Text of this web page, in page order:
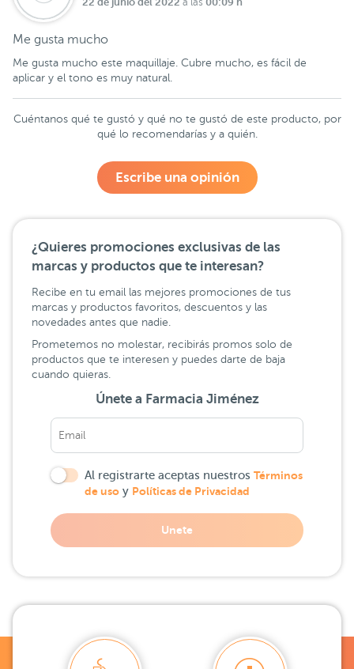
Me gusta mucho
Me gusta mucho este maquillaje. Cubre mucho, es fácil de
aplicar y el tono es muy natural.
Cuéntanos qué te gustó y qué no te gustó de este producto, por
qué lo recomendarías y a quién.
Escribe una opinión
¿Quieres promociones exclusivas de las
marcas y productos que te interesan?
Recibe en tu email las mejores promociones de tus
marcas y productos favoritos, descuentos y las
novedades antes que nadie.
Prometemos no molestar, recibirás promos solo de
productos que te interesen y puedes darte de baja
cuando quieras.
Únete a Farmacia Jiménez
Al registrarte aceptas nuestros Términos
de uso y Políticas de Privacidad
Unete